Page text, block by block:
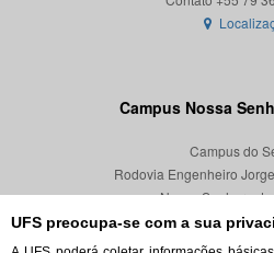
UFS preocupa-se com a sua
Campus Nossa
Campus do
Rodovia Engenheiro
Nossa Senhora
CEP